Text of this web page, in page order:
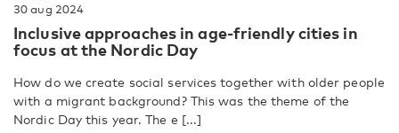
30 aug 2024
Inclusive approaches in age-friendly cities in
focus at the Nordic Day
How do we create social services together with older people
with a migrant background? This was the theme of the
Nordic Day this year. The e [...]